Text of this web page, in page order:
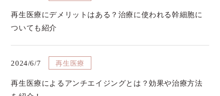
再生医療にデメリットはある？治療に使われる幹細胞に
ついても紹介
2024/6/7 再生医療
再生医療によるアンチエイジングとは？効果や治療方法